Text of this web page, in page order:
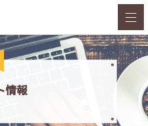
情報